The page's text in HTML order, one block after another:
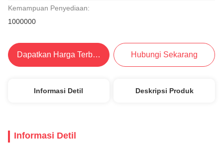
Kemampuan Penyediaan:
1000000
Dapatkan Harga Terbaik Hubungi Sekarang
Informasi Detil Deskripsi Produk
Informasi Detil